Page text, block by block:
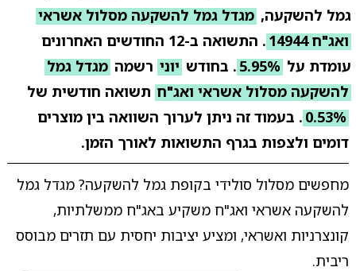
גמל להשקעה, מגדל גמל להשקעה מסלול אשראי
ואג"ח 14944
. התשואה ב-12 החודשים האחרונים
עומדת על 5.95% . בחודש יוני רשמה מגדל גמל
להשקעה מסלול אשראי ואג"ח תשואה חודשית של
0.53% . בעמוד זה ניתן לערוך השוואה בין מוצרים
דומים ולצפות בגרף התשואות לאורך הזמן.
מחפשים מסלול סולידי בקופת גמל להשקעה? מגדל גמל
להשקעה אשראי ואג"ח משקיע באג"ח ממשלתיות,
קונצרניות ואשראי, ומציע יציבות יחסית עם תזרים מבוסס
ריבית.